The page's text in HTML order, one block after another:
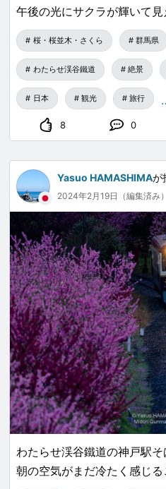
午後の光にサクラが輝いて見
桜・桜並木・さくら 群馬県
わたらせ渓谷鐵道 絶景
日本 観光 旅行
8 0
Yasuo HAMASHIMAが
2024年2月19日（編集済み）
わたらせ渓谷鐵道の神戸駅そ
朝の空気がまだ冷たく感じる